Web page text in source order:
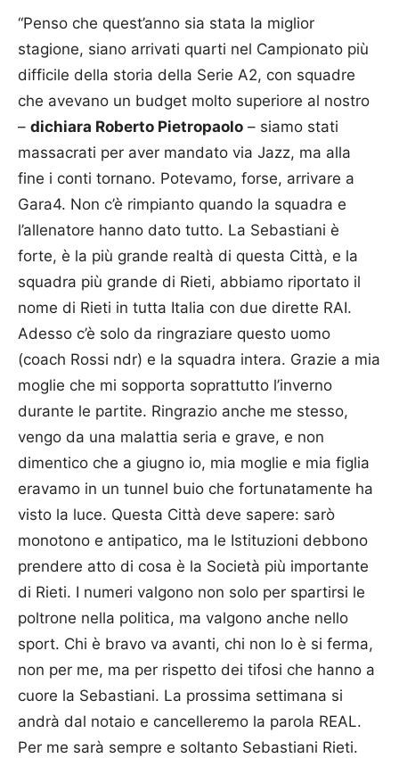
“Penso che quest’anno sia stata la miglior
stagione, siano arrivati quarti nel Campionato più
difficile della storia della Serie A2, con squadre
che avevano un budget molto superiore al nostro
– dichiara Roberto Pietropaolo – siamo stati
massacrati per aver mandato via Jazz, ma alla
fine i conti tornano. Potevamo, forse, arrivare a
Gara4. Non c’è rimpianto quando la squadra e
l’allenatore hanno dato tutto. La Sebastiani è
forte, è la più grande realtà di questa Città, e la
squadra più grande di Rieti, abbiamo riportato il
nome di Rieti in tutta Italia con due dirette RAI.
Adesso c’è solo da ringraziare questo uomo
(coach Rossi ndr) e la squadra intera. Grazie a mia
moglie che mi sopporta soprattutto l’inverno
durante le partite. Ringrazio anche me stesso,
vengo da una malattia seria e grave, e non
dimentico che a giugno io, mia moglie e mia figlia
eravamo in un tunnel buio che fortunatamente ha
visto la luce. Questa Città deve sapere: sarò
monotono e antipatico, ma le Istituzioni debbono
prendere atto di cosa è la Società più importante
di Rieti. I numeri valgono non solo per spartirsi le
poltrone nella politica, ma valgono anche nello
sport. Chi è bravo va avanti, chi non lo è si ferma,
non per me, ma per rispetto dei tifosi che hanno a
cuore la Sebastiani. La prossima settimana si
andrà dal notaio e cancelleremo la parola REAL.
Per me sarà sempre e soltanto Sebastiani Rieti.